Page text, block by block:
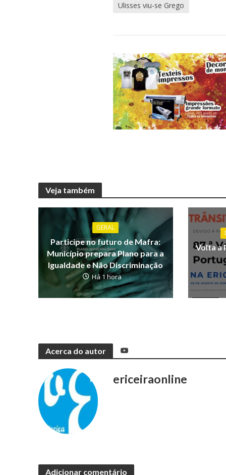
Ulisses viu-se Grego
Veja também
GERAL
Participe no futuro de Mafra:
Município prepara Plano para a
Igualdade e Não Discriminação
Há 1 hora
Volta a
Acerca do autor
ericeiraonline
Adicionar comentário